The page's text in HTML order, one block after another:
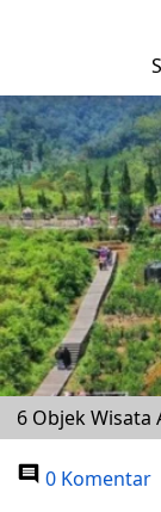
6 Objek Wisata
0 Komentar